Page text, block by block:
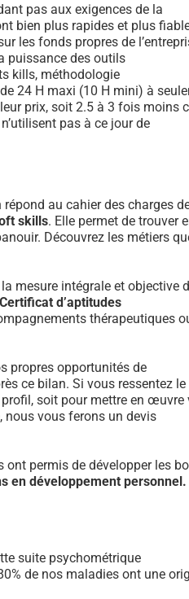
pas aux exigences de la
bien plus rapides et plus
les fonds propres de
puissance des outils
kills, méthodologie
24 H maxi (10 H mini) à
prix, soit 2.5 à 3 fois moins
pas à ce jour de
répond au cahier des charges
skills. Elle permet de trouver
Découvrez les métiers
mesure intégrale et objective
Certificat d’aptitudes
thérapeutiques
propres opportunités de
ce bilan. Si vous ressentez le
profil, soit pour mettre en œuvre
nous vous ferons un devis
ont permis de développer les
en développement personnel.
suite psychométrique
de nos maladies ont une